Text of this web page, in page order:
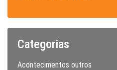
Categorias
Acontecimentos outros